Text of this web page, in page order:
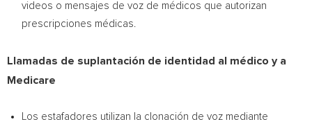
videos o mensajes de voz de médicos que autorizan
prescripciones médicas.
Llamadas de suplantación de identidad al médico y a
Medicare
Los estafadores utilizan la clonación de voz mediante